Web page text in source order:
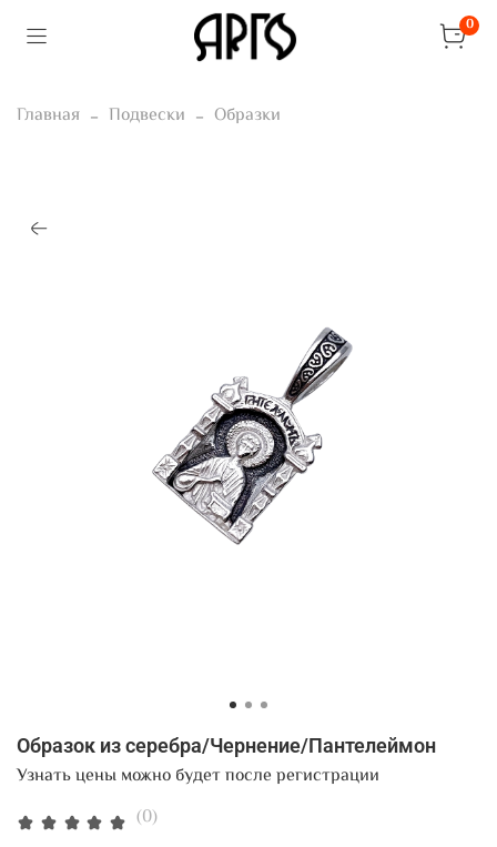
0
Главная Подвески Образки
(0)
Образок из серебра/Чернение/Пантелеймон
Узнать цены можно будет после регистрации